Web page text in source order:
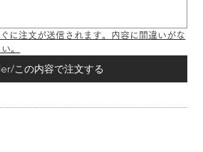
に注文が送信されます。内容に間違いがな
。
この内容で注文する